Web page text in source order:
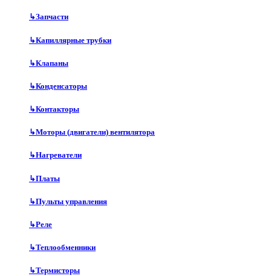
↳Запчасти
↳Капиллярные трубки
↳Клапаны
↳Конденсаторы
↳Контакторы
↳Моторы (двигатели) вентилятора
↳Нагреватели
↳Платы
↳Пульты управления
↳Реле
↳Теплообменники
↳Термисторы